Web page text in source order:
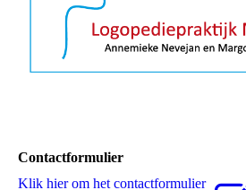
Contactformulier
Klik hier om het contactformulier